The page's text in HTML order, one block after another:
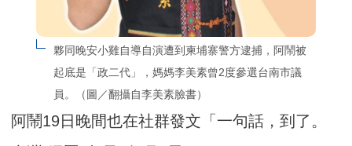
夥同晚安小雞自導自演遭到柬埔寨警方逮捕，阿鬧被
起底是「政二代」，媽媽李美素曾2度參選台南市議
員。（圖／翻攝自李美素臉書）
阿鬧19日晚間也在社群發文「一句話，到了。